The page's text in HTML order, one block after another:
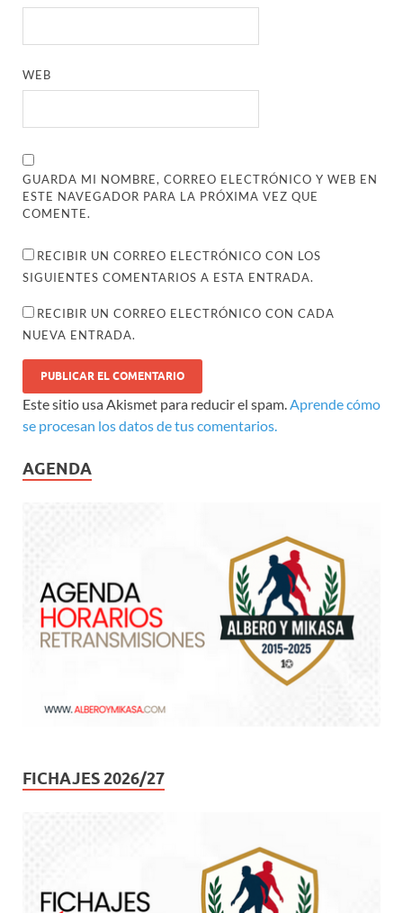
WEB
GUARDA MI NOMBRE, CORREO ELECTRÓNICO Y WEB EN
ESTE NAVEGADOR PARA LA PRÓXIMA VEZ QUE
COMENTE.
RECIBIR UN CORREO ELECTRÓNICO CON LOS
SIGUIENTES COMENTARIOS A ESTA ENTRADA.
RECIBIR UN CORREO ELECTRÓNICO CON CADA
NUEVA ENTRADA.
Este sitio usa Akismet para reducir el spam.Aprende cómo
se procesan los datos de tus comentarios.
AGENDA
FICHAJES 2026/27